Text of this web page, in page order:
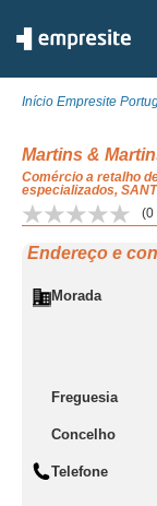
Início Empresite
Martins &
Comércio a retalho
especializados,
(0
Endereço e
Morada
Freguesia
Concelho
Telefone